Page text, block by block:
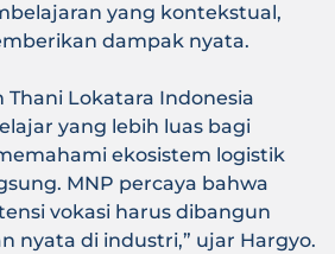
yang kontekstual,
dampak nyata.
Thani Lokatara Indonesia
yang lebih luas bagi
ekosistem logistik
MNP percaya bahwa
vokasi harus dibangun
nyata di industri,” ujar Hargyo.